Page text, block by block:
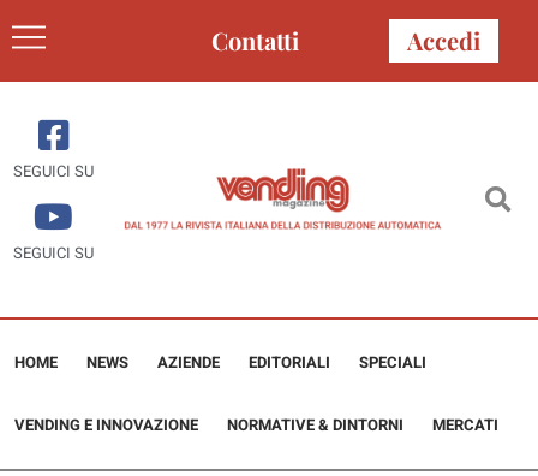
Contatti Accedi
SEGUICI SU
SEGUICI SU
HOME NEWS AZIENDE EDITORIALI SPECIALI
VENDING E INNOVAZIONE NORMATIVE & DINTORNI MERCATI